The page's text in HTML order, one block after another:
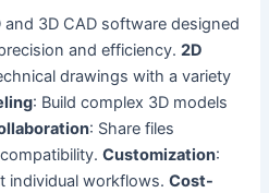
3D CAD software designed
and efficiency.2D
drawings with a variety
: Build complex 3D models
: Share files
Customization:
individual workflows.Cost-